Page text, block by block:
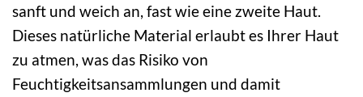
sanft und weich an, fast wie eine zweite Haut.
Dieses natürliche Material erlaubt es Ihrer Haut
zu atmen, was das Risiko von
Feuchtigkeitsansammlungen und damit